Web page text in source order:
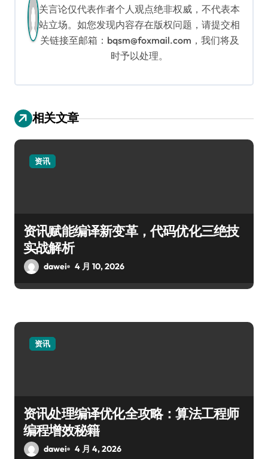
关言论仅代表作者个人观点绝非权威，不代表本
站立场。如您发现内容存在版权问题，请提交相
关链接至邮箱：bqsm@foxmail.com，我们将及
时予以处理。
相关文章
资讯
资讯赋能编译新变革，代码优化三绝技
实战解析
dawei 4 月 10, 2026
资讯
资讯处理编译优化全攻略：算法工程师
编程增效秘籍
dawei 4 月 4, 2026